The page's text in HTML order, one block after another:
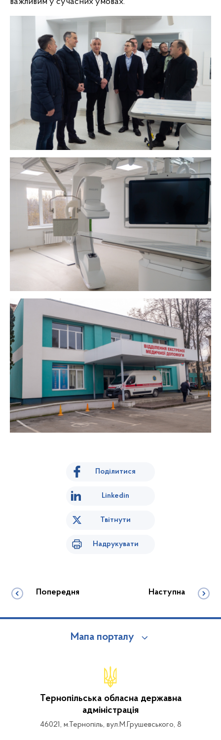
Поділитися
Linkedin
Твітнути
Надрукувати
Попередня Наступна
Мапа порталу
Тернопільська обласна державна
адміністрація
46021, м.Тернопіль, вул.М.Грушевського, 8